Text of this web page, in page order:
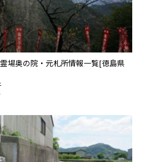
場奥の院・元札所情報一覧[徳島県